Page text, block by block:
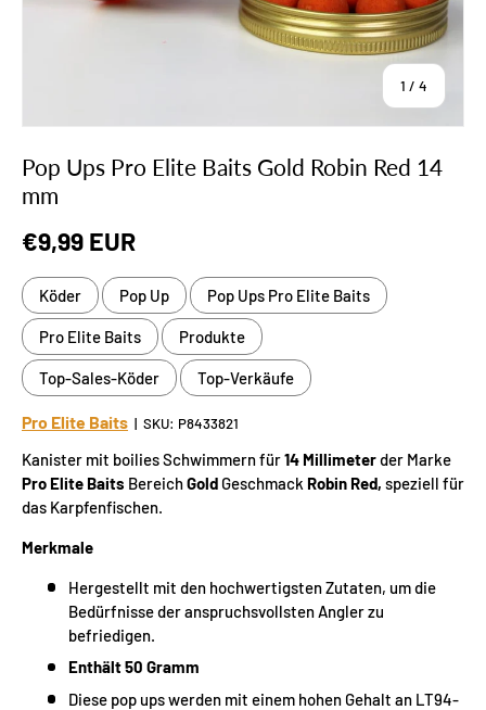
1 / von
4
Pop Ups Pro Elite Baits Gold Robin Red 14
mm
Normaler Preis
€9,99 EUR
Köder Pop Up Pop Ups Pro Elite Baits
Pro Elite Baits Produkte
Top-Sales-Köder Top-Verkäufe
Pro Elite Baits | SKU: P8433821
Kanister mit boilies Schwimmern für14 Millimeterder Marke
Pro Elite Baits BereichGold Geschmack Robin Red, speziell für
das Karpfenfischen.
Merkmale
Hergestellt mit den hochwertigsten Zutaten, um die
Bedürfnisse der anspruchsvollsten Angler zu
befriedigen.
Enthält 50 Gramm
Diese pop ups werden mit einem hohen Gehalt an LT94-